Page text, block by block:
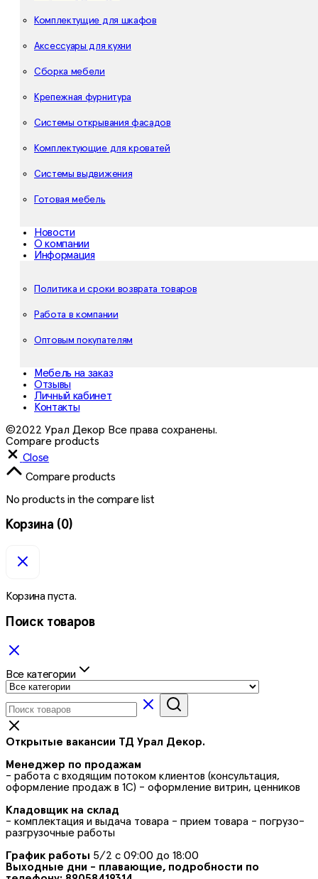
Комплектущие для шкафов
Аксессуары для кухни
Сборка мебели
Крепежная фурнитура
Системы открывания фасадов
Комплектующие для кроватей
Системы выдвижения
Готовая мебель
Новости
О компании
Информация
Политика и сроки возврата товаров
Работа в компании
Оптовым покупателям
Мебель на заказ
Отзывы
Личный кабинет
Контакты
©2022 Урал Декор Все права сохранены.
Compare products
Close
Compare products
No products in the compare list
Корзина (0)
Корзина пуста.
Поиск товаров
Все категории
Открытые вакансии ТД Урал Декор.
Менеджер по продажам
- работа с входящим потоком клиентов (консультация,
оформление продаж в 1С) - оформление витрин, ценников
Кладовщик на склад
- комплектация и выдача товара - прием товара - погрузо-
разгрузочные работы
График работы 5/2 с 09:00 до 18:00
Выходные дни - плавающие, подробности по